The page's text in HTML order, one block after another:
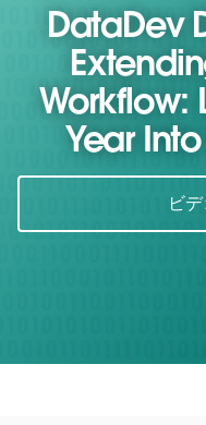
DataDev
Workflow:
Year
ビ